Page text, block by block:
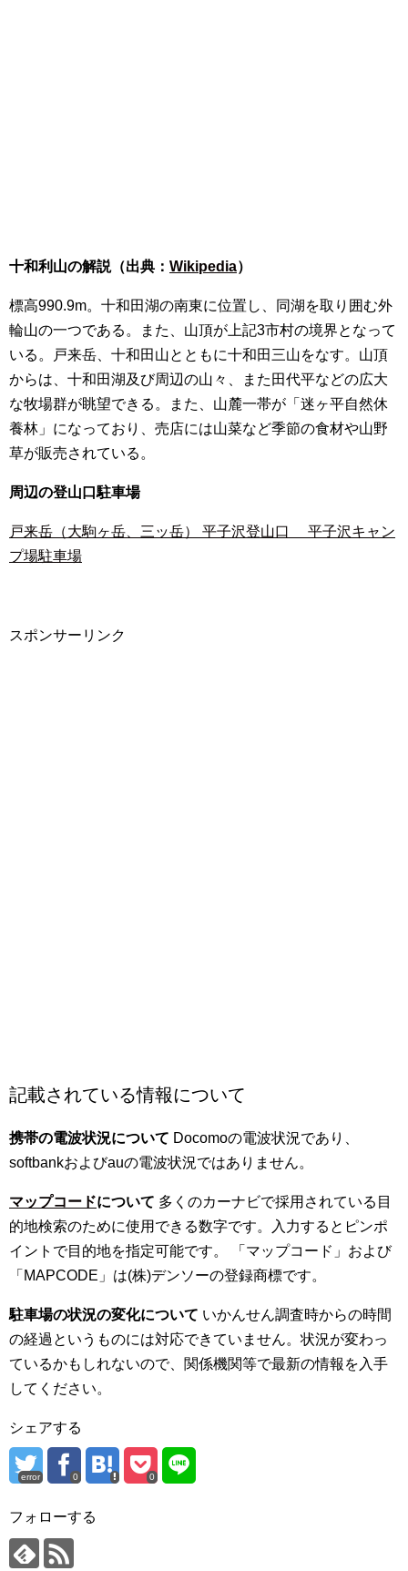
十和利山の解説（出典： Wikipedia）
標高990.9m。十和田湖の南東に位置し、同湖を取り囲む外
輪山の一つである。また、山頂が上記3市村の境界となって
いる。戸来岳、十和田山とともに十和田三山をなす。山頂
からは、十和田湖及び周辺の山々、また田代平などの広大
な牧場群が眺望できる。また、山麓一帯が「迷ヶ平自然休
養林」になっており、売店には山菜など季節の食材や山野
草が販売されている。
周辺の登山口駐車場
戸来岳（大駒ヶ岳、三ッ岳） 平子沢登山口 平子沢キャン
プ場駐車場
スポンサーリンク
記載されている情報について
携帯の電波状況について Docomoの電波状況であり、
softbankおよびauの電波状況ではありません。
マップコードについて 多くのカーナビで採用されている目
的地検索のために使用できる数字です。入力するとピンポ
イントで目的地を指定可能です。 「マップコード」および
「MAPCODE」は(株)デンソーの登録商標です。
駐車場の状況の変化について いかんせん調査時からの時間
の経過というものには対応できていません。状況が変わっ
ているかもしれないので、関係機関等で最新の情報を入手
してください。
シェアする
error 0 0
フォローする